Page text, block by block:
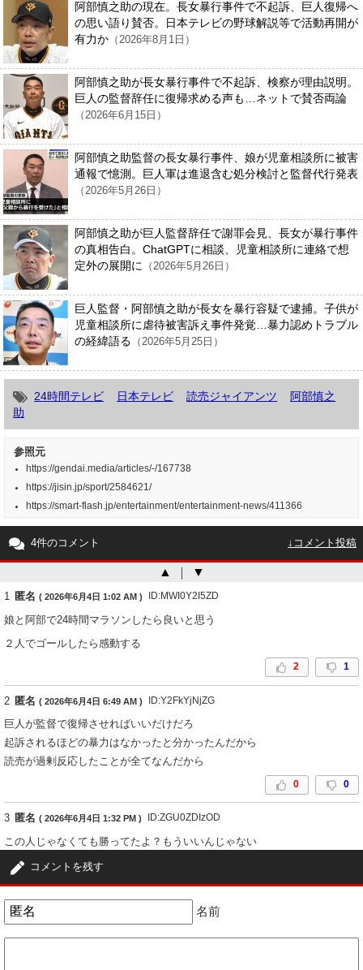
阿部慎之助の現在。長女暴行事件で不起訴、巨人復帰へ
の思い語り賛否。日本テレビの野球解説等で活動再開が
有力か （2026年8月1日）
阿部慎之助が長女暴行事件で不起訴、検察が理由説明。
巨人の監督辞任に復帰求める声も…ネットで賛否両論
（2026年6月15日）
阿部慎之助監督の長女暴行事件、娘が児童相談所に被害
通報で憶測。巨人軍は進退含む処分検討と監督代行発表
（2026年5月26日）
阿部慎之助が巨人監督辞任で謝罪会見、長女が暴行事件
の真相告白。ChatGPTに相談、児童相談所に連絡で想
定外の展開に
（2026年5月26日）
巨人監督・阿部慎之助が長女を暴行容疑で逮捕。子供が
児童相談所に虐待被害訴え事件発覚…暴力認めトラブル
の経緯語る （2026年5月25日）
24時間テレビ 日本テレビ 読売ジャイアンツ
阿部慎之
助
参照元
https://gendai.media/articles/-/167738
https://jisin.jp/sport/2584621/
https://smart-flash.jp/entertainment/entertainment-news/411366
4件のコメント ↓コメント投稿
▲ ｜ ▼
1 匿名 ( 2026年6月4日 1:02 AM ) ID:MWI0Y2I5ZD
娘と阿部で24時間マラソンしたら良いと思う
２人でゴールしたら感動する
2 1
2 匿名 ( 2026年6月4日 6:49 AM ) ID:Y2FkYjNjZG
巨人が監督で復帰させればいいだけだろ
起訴されるほどの暴力はなかったと分かったんだから
読売が過剰反応したことが全てなんだから
0 0
3 匿名 ( 2026年6月4日 1:32 PM ) ID:ZGU0ZDIzOD
この人じゃなくても勝ってたよ？もういいんじゃない
恥の上塗り
1 0
匿名 ID:NGNkZTAxMm
裏金統一教会テレビまだやるのかよ
コメントを残す
名前